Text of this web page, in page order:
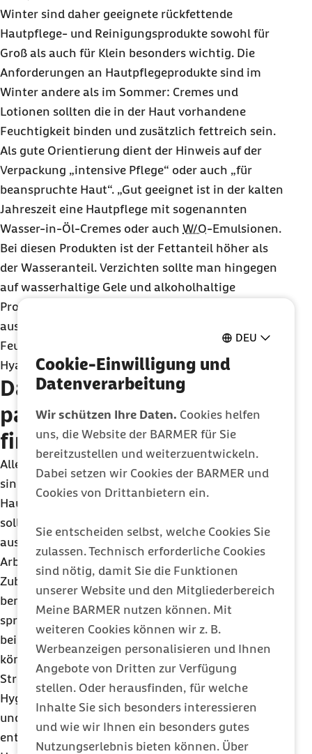
DEU
Cookie-Einwilligung und
Datenverarbeitung
Wir schützen Ihre Daten. Cookies helfen
uns, die Website der BARMER für Sie
bereitzustellen und weiterzuentwickeln.
Dabei setzen wir Cookies der BARMER und
Cookies von Drittanbietern ein.
Sie entscheiden selbst, welche Cookies Sie
zulassen. Technisch erforderliche Cookies
sind nötig, damit Sie die Funktionen
unserer Website und den Mitgliederbereich
Meine BARMER nutzen können. Mit
weiteren Cookies können wir z. B.
Werbeanzeigen personalisieren und Ihnen
Angebote von Dritten zur Verfügung
stellen. Oder herausfinden, für welche
Inhalte Sie sich besonders interessieren
und wie wir Ihnen ein besonders gutes
Nutzungserlebnis bieten können. Über
Winter sind daher geeignete rückfettende
Hautpflege- und Reinigungsprodukte sowohl für
Groß als auch für Klein besonders wichtig. Die
Anforderungen an Hautpflegeprodukte sind im
Winter andere als im Sommer: Cremes und
Lotionen sollten die in der Haut vorhandene
Feuchtigkeit binden und zusätzlich fettreich sein.
Als gute Orientierung dient der Hinweis auf der
Verpackung „intensive Pflege“ oder auch „für
beanspruchte Haut“. „Gut geeignet ist in der kalten
Jahreszeit eine Hautpflege mit sogenannten
Wasser-in-Öl-Cremes oder auch W/O-Emulsionen.
Bei diesen Produkten ist der Fettanteil höher als
der Wasseranteil. Verzichten sollte man hingegen
auf wasserhaltige Gele und alkoholhaltige
Produkte, weil beides die Haut zu sehr
austrocknet“, so Petzold. Für die Extraportion
Feuchtigkeit sorgen Substanzen wie Urea oder
Hyaluronsäure.
Das richtige Maß mit den
passenden Produkten
finden
Alle Partien, die der kalten Winterluft ausgesetzt
sind, sollten mit entsprechenden
Hautpflegeprodukten geschützt werden. Allerdings
sollte man es auch nicht übertreiben: Es reicht
aus, Gesicht und Co. morgens vor dem Weg zur
Arbeit und gegebenenfalls abends vor dem
Zubettgehen einzucremen. Auch die Lippen
benötigen besondere Pflege, damit sie nicht
spröde oder rissig werden. Fettstifte, die
beispielsweise Mandel- oder Olivenöl enthalten,
können hier helfen. Wer der Haut zusätzlichen
Stress ersparen möchte, sollte außerdem seine
Hygienegewohnheiten überdenken. Denn lange
und heiße Duschen oder Vollbäder wirken zwar
entspannend und wärmen den Körper, belasten die